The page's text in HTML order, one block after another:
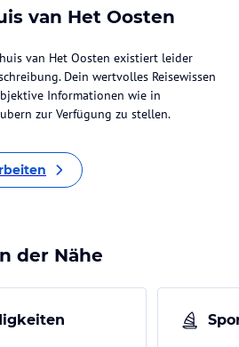
van Het Oosten
van Het Oosten existiert leider
Dein wertvolles Reisewissen
Informationen wie in
zur Verfügung zu stellen.
der Nähe